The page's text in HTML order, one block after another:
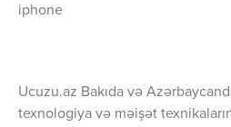
iphone
Ucuzu.az Bakıda və
texnologiya və məişət